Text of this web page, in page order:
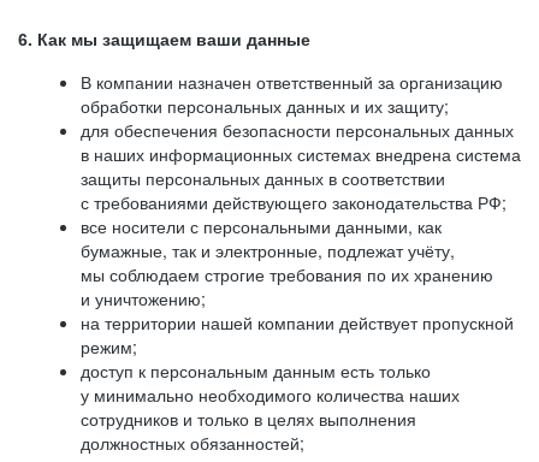
6. Как мы защищаем ваши данные
В компании назначен ответственный за организацию
обработки персональных данных и их защиту;
для обеспечения безопасности персональных данных
в наших информационных системах внедрена система
защиты персональных данных в соответствии
с требованиями действующего законодательства РФ;
все носители с персональными данными, как
бумажные, так и электронные, подлежат учёту,
мы соблюдаем строгие требования по их хранению
и уничтожению;
на территории нашей компании действует пропускной
режим;
доступ к персональным данным есть только
у минимально необходимого количества наших
сотрудников и только в целях выполнения
должностных обязанностей;